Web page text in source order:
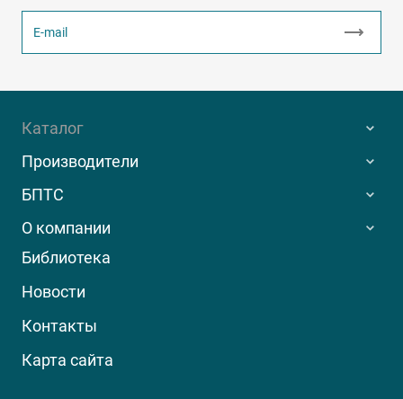
Каталог
Производители
БПТС
О компании
Библиотека
Новости
Контакты
Карта сайта